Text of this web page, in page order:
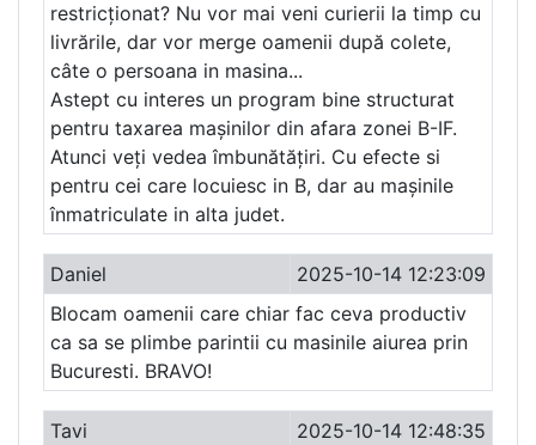
restricționat? Nu vor mai veni curierii la timp cu
livrările, dar vor merge oamenii după colete,
câte o persoana in masina...
Astept cu interes un program bine structurat
pentru taxarea mașinilor din afara zonei B-IF.
Atunci veți vedea îmbunătățiri. Cu efecte si
pentru cei care locuiesc in B, dar au mașinile
înmatriculate in alta judet.
Daniel
2025-10-14 12:23:09
Blocam oamenii care chiar fac ceva productiv
ca sa se plimbe parintii cu masinile aiurea prin
Bucuresti. BRAVO!
Tavi
2025-10-14 12:48:35